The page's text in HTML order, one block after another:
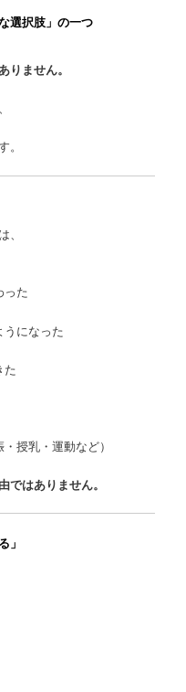
選択肢」の一つ
りません。
った
うになった
た
授乳・運動など）
ではありません。
」